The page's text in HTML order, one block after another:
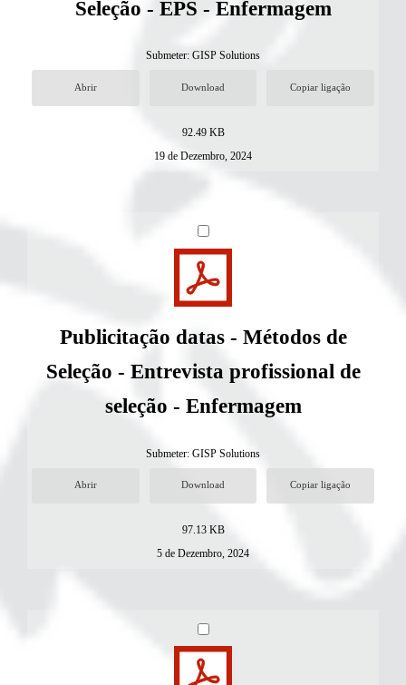
Seleção - EPS - Enfermagem
Submeter: GISP Solutions
Abrir Download Copiar ligação
92.49 KB
19 de Dezembro, 2024
Publicitação datas - Métodos de
Seleção - Entrevista profissional de
seleção - Enfermagem
Submeter: GISP Solutions
Abrir Download Copiar ligação
97.13 KB
5 de Dezembro, 2024